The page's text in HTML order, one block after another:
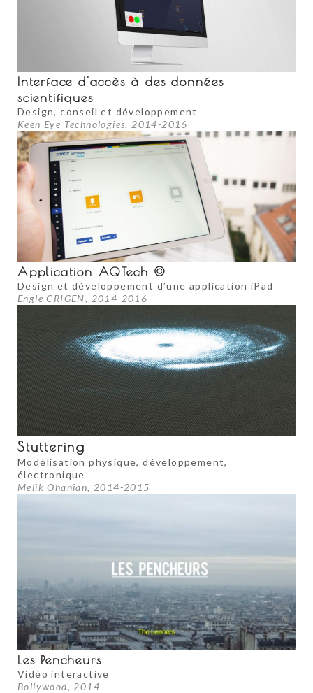
Interface d'accès à des données
scientifiques
Design, conseil et développement
Keen Eye Technologies, 2014-2016
Stuttering
Modélisation physique, développement,
électronique
Melik Ohanian, 2014-2015
Application AQTech ©
Design et développement d’une application iPad
Engie CRIGEN, 2014-2016
Les Pencheurs
Vidéo interactive
Bollywood, 2014